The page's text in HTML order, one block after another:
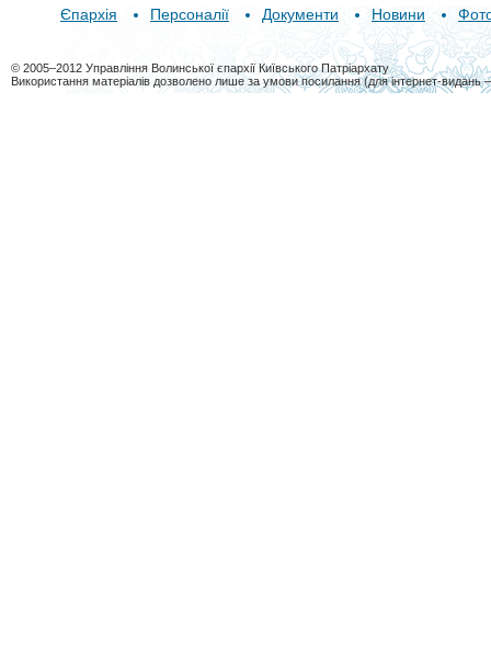
Єпархія Персоналії Документи Новини
© 2005–2012 Управління Волинської єпархії Київського Патріархату
Використання матеріалів дозволено лише за умови посилання (для інтернет-видань